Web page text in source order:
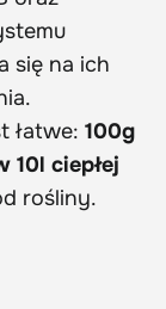
się na ich
łatwe: 100g
10l ciepłej
rośliny.